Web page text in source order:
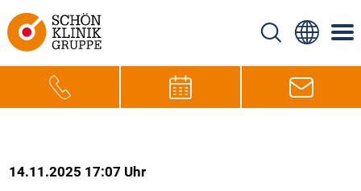
14.11.2025 17:07 Uhr